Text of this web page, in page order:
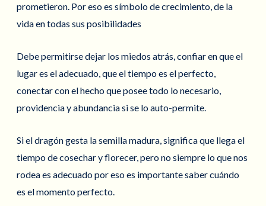
prometieron. Por eso es símbolo de crecimiento, de la
vida en todas sus posibilidades
Debe permitirse dejar los miedos atrás, confiar en que el
lugar es el adecuado, que el tiempo es el perfecto,
conectar con el hecho que posee todo lo necesario,
providencia y abundancia si se lo auto-permite.
Si el dragón gesta la semilla madura, significa que llega el
tiempo de cosechar y florecer, pero no siempre lo que nos
rodea es adecuado por eso es importante saber cuándo
es el momento perfecto.